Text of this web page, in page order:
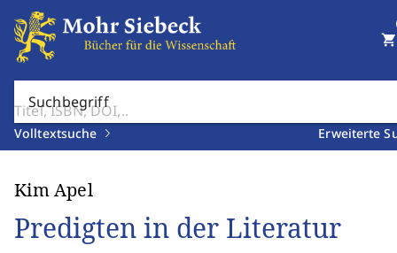
Suchbegriff
Volltextsuche Erweiterte
shopping_cart
Kim Apel
Predigten in der Literatur